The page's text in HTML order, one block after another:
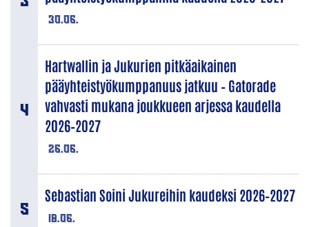
30.06.
26.06.
Hartwallin ja Jukurien pitkäaikainen
pääyhteistyökumppanuus jatkuu – Gatorade
vahvasti mukana joukkueen arjessa kaudella
2026–2027
18.06.
Sebastian Soini Jukureihin kaudeksi 2026–2027